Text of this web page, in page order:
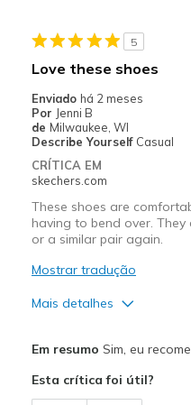
5
Love these shoes
Enviado há 2 meses
Por Jenni B
de Milwaukee, WI
Describe Yourself Casual
CRÍTICA EM
skechers.com
These shoes are
having to bend over.
or a similar pair again.
Mostrar tradução
Mais detalhes
Breathe Well
Em resumo Sim, eu
Esta crítica foi útil?